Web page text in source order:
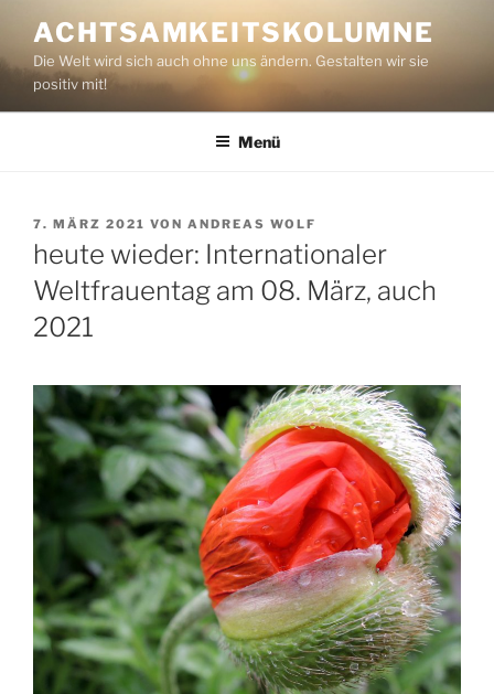
Inhalt
springen
ACHTSAMKEITSKOLUMNE
Die Welt wird sich auch ohne uns ändern. Gestalten wir sie
positiv mit!
Menü
VERÖFFENTLICHT
AM
7. MÄRZ 2021 VON ANDREAS WOLF
heute wieder: Internationaler
Weltfrauentag am 08. März, auch
2021